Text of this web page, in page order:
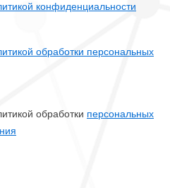
конфиденциальности
обработки персональных
обработки персональных